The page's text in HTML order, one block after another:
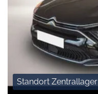
Standort Zentrallager